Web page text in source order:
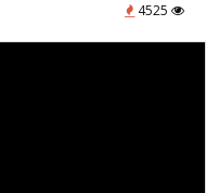
4525